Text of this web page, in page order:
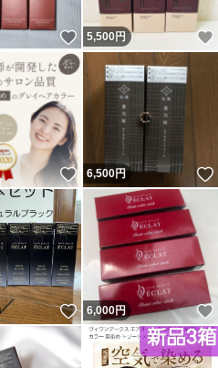
いいね！
5,500円
いいね！
6,500円
いいね！
6,000円